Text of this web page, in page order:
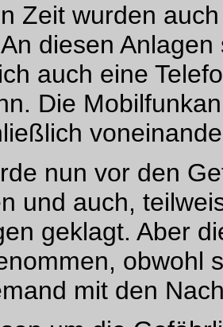
Zeit wurden
diesen
auch eine
Die
nun vor den
und auch,
geklagt. Aber
obwohl
mit den